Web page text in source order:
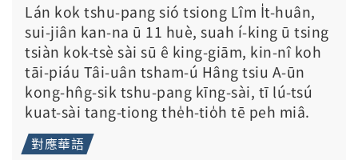
Lán kok tshu-pang sió tsiong Lîm I̍t-huân,
sui-jiân kan-na ū 11 huè, suah í-king ū tsing
tsiàn kok-tsè sài sū ê king-giām, kin-nî koh
tāi-piáu Tâi-uân tsham-ú Hâng tsiu A-ūn
kong-hn̂g-sik tshu-pang kīng-sài, tī lú-tsú
kuat-sài tang-tiong the̍h-tio̍h tē peh miâ.
對應華語